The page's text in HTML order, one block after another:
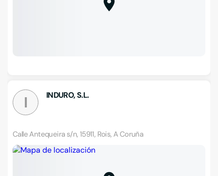
I INDURO, S.L.
Calle Antequeira s/n, 15911, Rois, A Coruña